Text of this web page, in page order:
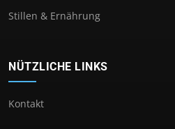
Stillen & Ernährung
NÜTZLICHE LINKS
Kontakt